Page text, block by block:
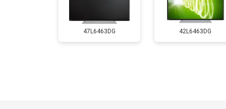
Замена матрицы
47L6463DG 42L6463DG